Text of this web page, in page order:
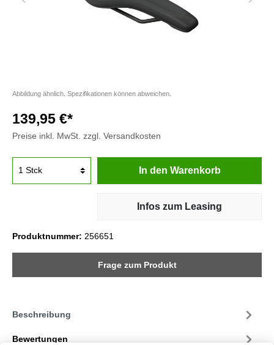
Abbildung ähnlich. Spezifikationen können abweichen.
139,95 €*
Preise inkl. MwSt. zzgl. Versandkosten
In den Warenkorb
Infos zum Leasing
Produktnummer: 256651
Frage zum Produkt
Beschreibung
Bewertungen